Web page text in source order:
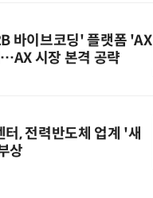
바이브코딩' 플랫폼 'AX
시장 본격 공략
, 전력반도체 업계 '새
상